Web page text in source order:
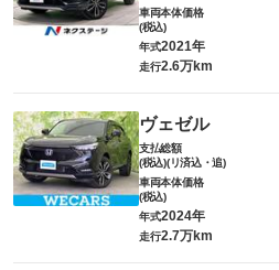
車両本体価格
(税込)
年式2021年
走行2.6万km
ヴェゼル
支払総額
(税込)(リ済込・追)
車両本体価格
(税込)
年式2024年
走行2.7万km